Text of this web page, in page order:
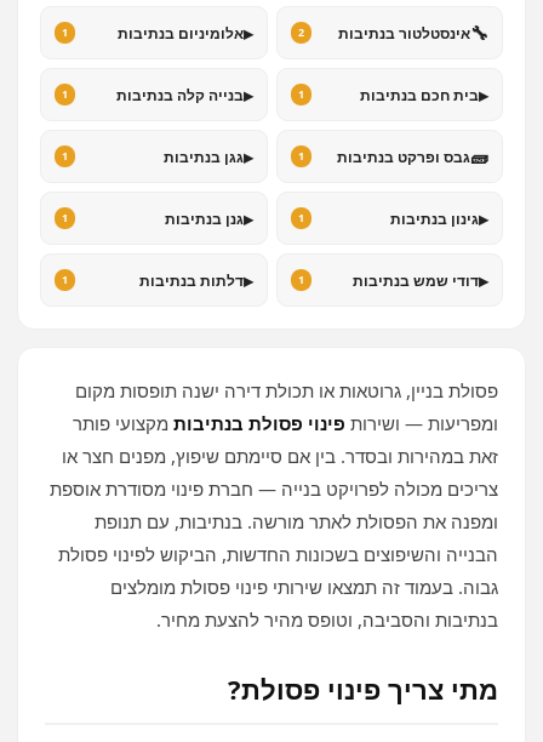
🔧אינסטלטור בנתיבות 2
▸אלומיניום בנתיבות 1
▸בית חכם בנתיבות 1
▸בנייה קלה בנתיבות 1
🧱גבס ופרקט בנתיבות 1
▸גגן בנתיבות 1
▸גינון בנתיבות 1
▸גנן בנתיבות 1
▸דודי שמש בנתיבות 1
▸דלתות בנתיבות 1
פסולת בניין, גרוטאות או תכולת דירה ישנה תופסות מקום
ומפריעות — ושירות פינוי פסולת בנתיבות מקצועי פותר
זאת במהירות ובסדר. בין אם סיימתם שיפוץ, מפנים חצר או
צריכים מכולה לפרויקט בנייה — חברת פינוי מסודרת אוספת
ומפנה את הפסולת לאתר מורשה. בנתיבות, עם תנופת
הבנייה והשיפוצים בשכונות החדשות, הביקוש לפינוי פסולת
גבוה. בעמוד זה תמצאו שירותי פינוי פסולת מומלצים
בנתיבות והסביבה, וטופס מהיר להצעת מחיר.
מתי צריך פינוי פסולת?